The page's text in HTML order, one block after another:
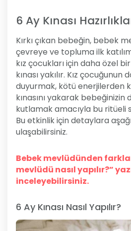
6 Ay Kınası
Kırkı çıkan bebeğin, bebek
çevreye ve topluma ilk
kız çocukları için daha özel
kınası yakılır. Kız çocuğunun
duyurmak, kötü enerjilerden
kınasını yakarak bebeğinizin
kutlamak amacıyla bu ritüeli
Bu etkinlik için detaylara
ulaşabilirsiniz.
Bebek mevlüdünden
mevlüdü nasıl yapılır?”
inceleyebilirsiniz.
6 Ay Kınası Nasıl Yapılır?